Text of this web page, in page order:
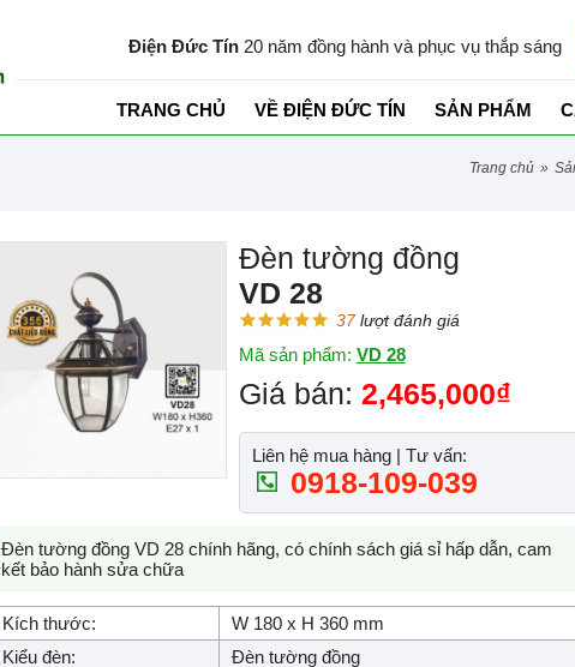
Điện Đức Tín 20 năm đồng hành và phục vụ thắp sáng
TRANG CHỦ VỀ ĐIỆN ĐỨC TÍN SẢN PHẨM
trang chủ »
Đèn tường đồng
VD 28
37lượt đánh giá
Mã sản phẩm: VD 28
Giá bán: 2,465,000₫
Liên hệ mua hàng | Tư vấn:
0918-109-039
Đèn tường đồng VD 28 chính hãng, có chính sách giá sỉ hấp dẫn, cam
kết bảo hành sửa chữa
Kích thước:
W 180 x H 360 mm
Kiểu đèn:
Đèn tường đồng